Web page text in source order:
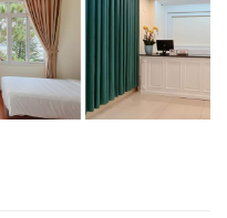
màu cam
rèm vải màu cam tại nhà
thông tin quan trọng